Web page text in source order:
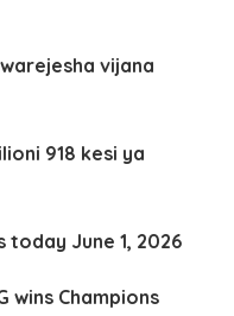
vijana
918 kesi ya
today June 1, 2026
wins Champions